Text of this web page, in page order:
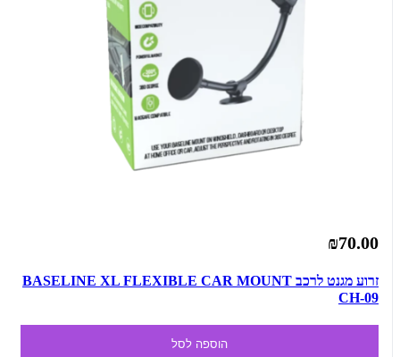
₪70.00
זרוע מגנט לרכב BASELINE XL FLEXIBLE CAR MOUNT
CH-09
הוספה לסל